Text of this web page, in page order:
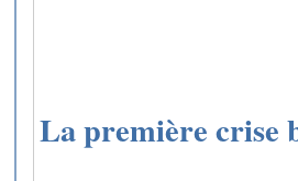
La première crise